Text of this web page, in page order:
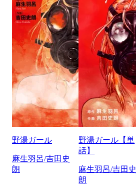
野湯ガール
麻生羽呂/吉田史
朗
野湯ガール【単
話】
麻生羽呂/吉田史
朗